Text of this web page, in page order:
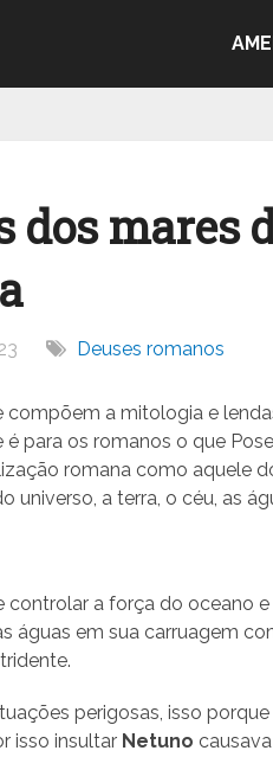
dos mares
Deuses romanos
compõem a mitologia e
para os romanos o que
romana como aquele
universo, a terra, o céu, as
a força do oceano
águas em sua carruagem
perigosas, isso
isso insultar Netuno